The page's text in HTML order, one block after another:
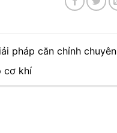
pháp căn chỉnh chuyên
cơ khí